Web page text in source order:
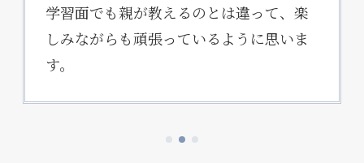
学習面でも親が教えるのとは違って、楽
しみながらも頑張っているように思いま
す。